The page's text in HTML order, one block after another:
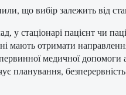
що вибір залежить від
у стаціонарі пацієнт чи
мають отримати
медичної